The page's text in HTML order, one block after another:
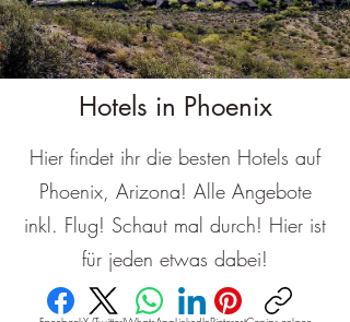
Hotels in Phoenix
Hier findet ihr die besten Hotels auf
Phoenix, Arizona! Alle Angebote
inkl. Flug! Schaut mal durch! Hier ist
für jeden etwas dabei!